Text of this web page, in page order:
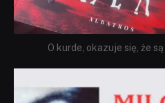
O kurde, okazuje się, że